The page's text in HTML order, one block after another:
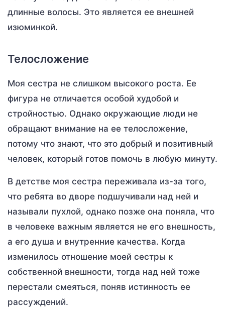
длинные волосы. Это является ее внешней
изюминкой.
Телосложение
Моя сестра не слишком высокого роста. Ее
фигура не отличается особой худобой и
стройностью. Однако окружающие люди не
обращают внимание на ее телосложение,
потому что знают, что это добрый и позитивный
человек, который готов помочь в любую минуту.
В детстве моя сестра переживала из-за того,
что ребята во дворе подшучивали над ней и
называли пухлой, однако позже она поняла, что
в человеке важным является не его внешность,
а его душа и внутренние качества. Когда
изменилось отношение моей сестры к
собственной внешности, тогда над ней тоже
перестали смеяться, поняв истинность ее
рассуждений.